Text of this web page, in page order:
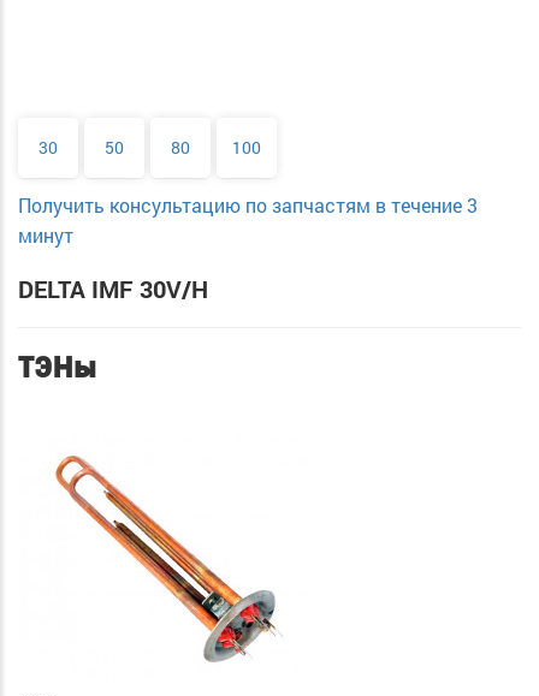
30 50 80 100
Получить консультацию по запчастям в течение 3
минут
DELTA IMF 30V/H
ТЭНы